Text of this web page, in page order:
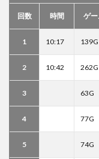
回数 時間 ゲ
1 10:17 139G
2 10:42 262G
3 63G
4 77G
5 74G